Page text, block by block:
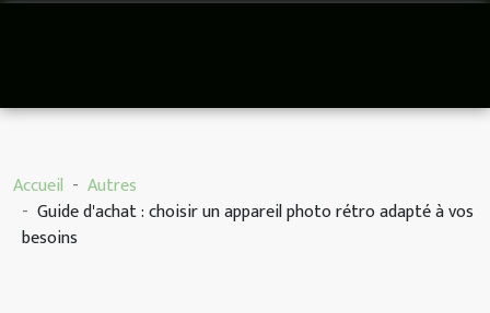
Accueil
Autres
Guide d'achat : choisir un appareil photo rétro adapté à vos
besoins